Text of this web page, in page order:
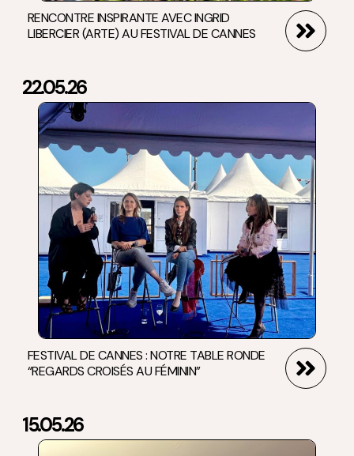
RENCONTRE INSPIRANTE AVEC INGRID
LIBERCIER (ARTE) AU FESTIVAL DE CANNES
22.05.26
FESTIVAL DE CANNES : NOTRE TABLE RONDE
“REGARDS CROISÉS AU FÉMININ”
15.05.26